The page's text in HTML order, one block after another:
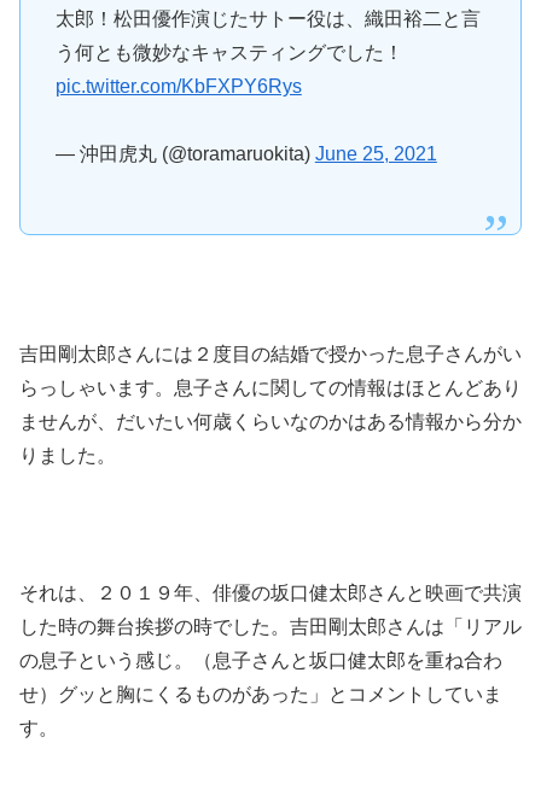
太郎！松田優作演じたサトー役は、織田裕二と言
う何とも微妙なキャスティングでした！
pic.twitter.com/KbFXPY6Rys
— 沖田虎丸 (@toramaruokita) June 25, 2021
吉田剛太郎さんには２度目の結婚で授かった息子さんがい
らっしゃいます。息子さんに関しての情報はほとんどあり
ませんが、だいたい何歳くらいなのかはある情報から分か
りました。
それは、２０１９年、俳優の坂口健太郎さんと映画で共演
した時の舞台挨拶の時でした。吉田剛太郎さんは「リアル
の息子という感じ。（息子さんと坂口健太郎を重ね合わ
せ）グッと胸にくるものがあった」とコメントしていま
す。